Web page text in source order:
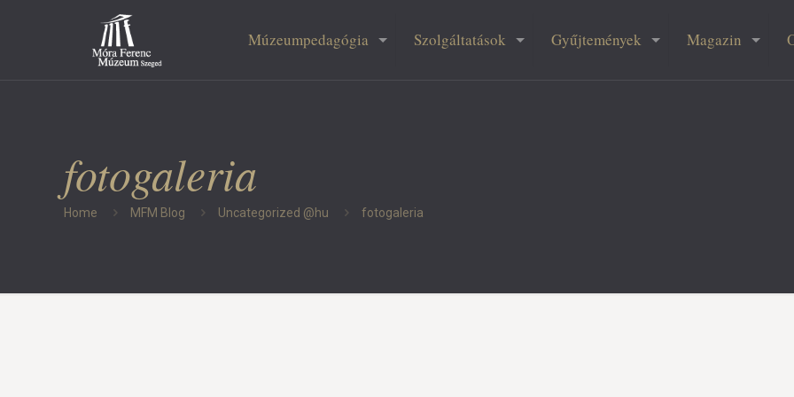
Múzeumpedagógia Szolgáltatások Gyűjtemények Magazin
fotogaleria
Home MFM Blog Uncategorized @hu fotogaleria